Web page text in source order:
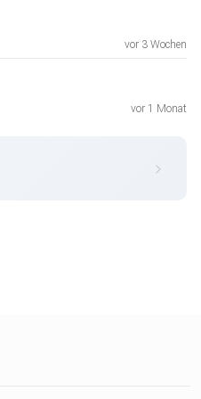
vor 3 Wochen
vor 1 Monat